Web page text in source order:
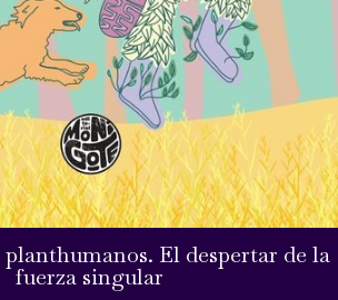
El despertar de la
fuerza singular